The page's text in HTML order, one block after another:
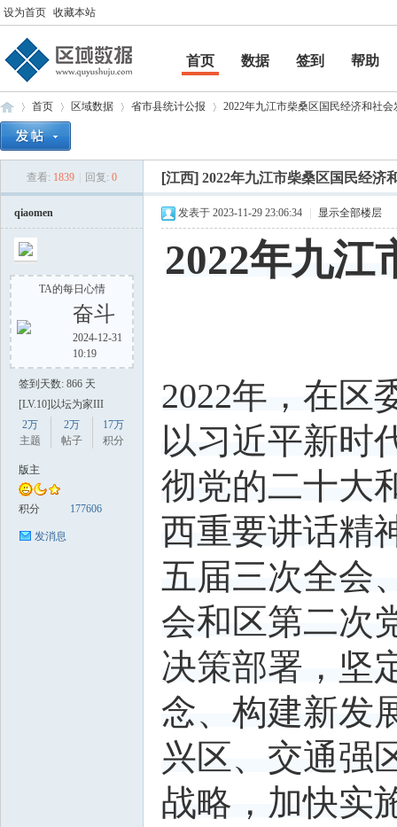
设为首页 收藏本站
首页 数据 签到
帮助
帮助
域
首页
›
区域数据
›
省市县统计公报
›
2022年九江市柴桑区国民经济和社会
查看: 1839 回复: 0 [江西] 2022年九江市柴桑区国民经济
qiaomen
TA的每日心情
奋斗
2024-12-31
10:19
签到天数: 866 天
[LV.10]以坛为家III
2万
主题
2万
帖子
17万
积分
版主
积分 177606
发消息
发表于 2023-11-29 23:06:34 显示全部楼层
2022年九江
2022年，在区
以习近平新时
彻党的二十大
西重要讲话精
五届三次全会
会和区第二次
决策部署，坚
念、构建新发
兴区、交通强
战略，加快实